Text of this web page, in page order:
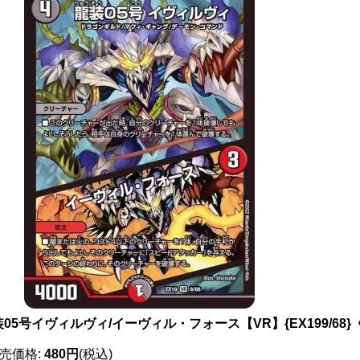
05号イヴィルヴィ/イーヴィル・フォース【VR】{EX199/68}
価格: 480円 (税込)